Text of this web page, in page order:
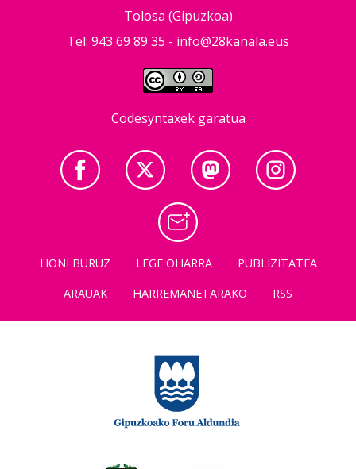
Tolosa (Gipuzkoa)
Tel: 943 69 89 35 - info@28kanala.eus
Codesyntaxek garatua
HONI BURUZ LEGE OHARRA
PUBLIZITATEA
ARAUAK
HARREMANETARAKO RSS